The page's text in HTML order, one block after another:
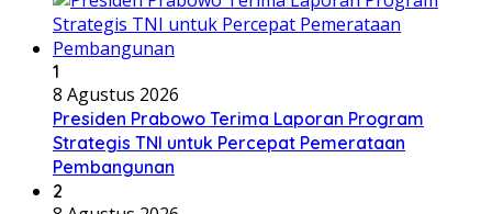
1
8 Agustus 2026
Presiden Prabowo Terima Laporan Program
Strategis TNI untuk Percepat Pemerataan
Pembangunan
2